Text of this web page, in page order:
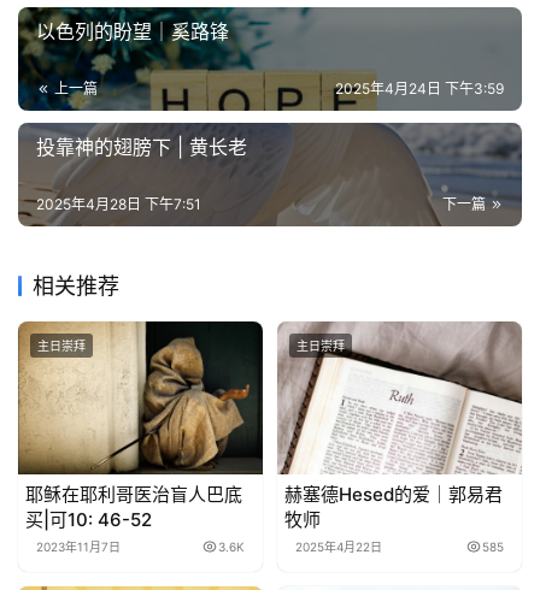
以色列的盼望｜奚路锋
上一篇 2025年4月24日 下午3:59
投靠神的翅膀下 | 黄长老
下一篇
2025年4月28日 下午7:51
相关推荐
主日崇拜
耶稣在耶利哥医治盲人巴底
买|可10: 46-52
2023年11月7日 3.6K
主日崇拜
赫塞德Hesed的爱｜郭易君
牧师
2025年4月22日 585